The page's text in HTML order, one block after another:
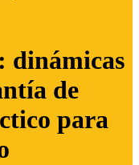
dinámicas
de
para